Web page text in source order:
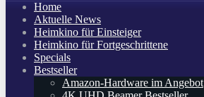
Home
Aktuelle News
Heimkino für Einsteiger
Heimkino für Fortgeschrittene
Specials
Bestseller
Amazon-Hardware im Angebot